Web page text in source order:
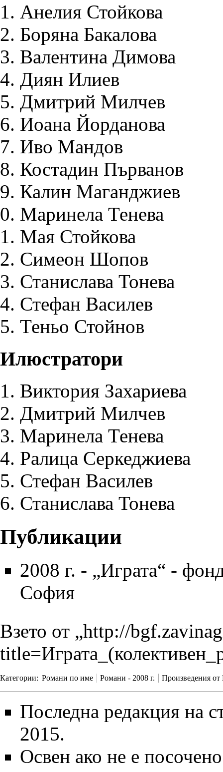
Анелия Стойкова
Боряна Бакалова
Валентина Димова
Диян Илиев
Дмитрий Милчев
Иоана Йорданова
Иво Мандов
Костадин Първанов
Калин Маганджиев
Маринела Тенева
Мая Стойкова
Симеон Шопов
Станислава Тонева
Стефан Василев
Теньо Стойнов
Илюстратори
Виктория Захариева
Дмитрий Милчев
Маринела Тенева
Ралица Серкеджиева
Стефан Василев
Станислава Тонева
Публикации
2008 г. - „Играта“ -
София
Взето от „http://
Категории: Романи по име Романи - 2008 г. Произведения
Последна редакция на
2015.
Освен ако не е